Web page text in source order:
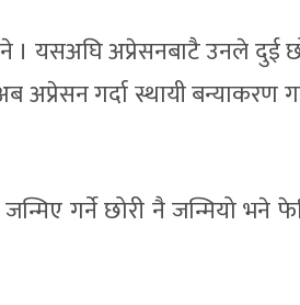
। यसअघि अप्रेसनबाटै उनले दुई
गर्दा स्थायी बन्याकरण
गर्ने छोरी नै जन्मियो भने